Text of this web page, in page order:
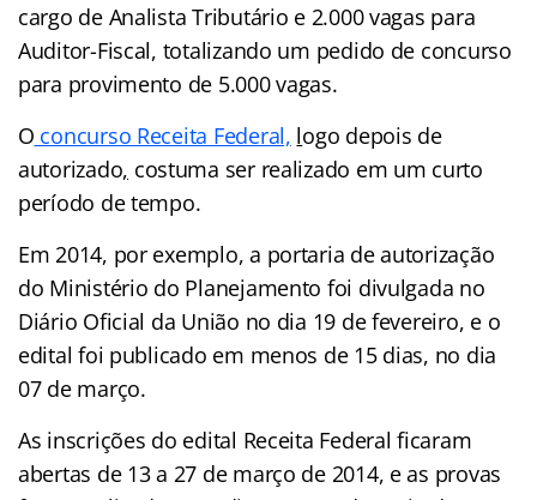
cargo de Analista Tributário e 2.000 vagas para
Auditor-Fiscal, totalizando um pedido de concurso
para provimento de 5.000 vagas.
O concurso Receita Federal, logo depois de
autorizado, costuma ser realizado em um curto
período de tempo.
Em 2014, por exemplo, a portaria de autorização
do Ministério do Planejamento foi divulgada no
Diário Oficial da União no dia 19 de fevereiro, e o
edital foi publicado em menos de 15 dias, no dia
07 de março.
As inscrições do edital Receita Federal ficaram
abertas de 13 a 27 de março de 2014, e as provas